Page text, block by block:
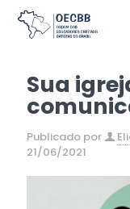
Sua
Publicado por
21/06/2021